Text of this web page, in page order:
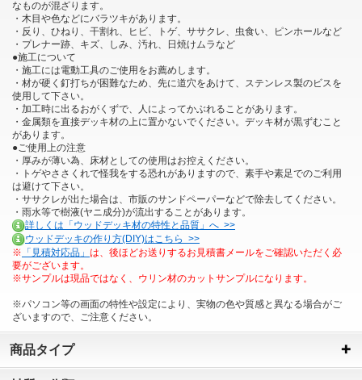
なものが混ざります。
・木目や色などにバラツキがあります。
・反り、ひねり、干割れ、ヒビ、トゲ、ササクレ、虫食い、ピンホールなど
・プレナー跡、キズ、しみ、汚れ、日焼けムラなど
●施工について
・施工には電動工具のご使用をお薦めします。
・材が硬く釘打ちが困難なため、先に道穴をあけて、ステンレス製のビスを
使用して下さい。
・加工時に出るおがくずで、人によってかぶれることがあります。
・金属類を直接デッキ材の上に置かないでください。デッキ材が黒ずむこと
があります。
●ご使用上の注意
・厚みが薄い為、床材としての使用はお控えください。
・トゲやささくれで怪我をする恐れがありますので、素手や素足でのご利用
は避けて下さい。
・ササクレが出た場合は、市販のサンドペーパーなどで除去してください。
・雨水等で樹液(ヤニ成分)が流出することがあります。
詳しくは「ウッドデッキ材の特性と品質」へ >>
ウッドデッキの作り方(DIY)はこちら >>
※ 「見積対応品」 は、後ほどお送りするお見積書メールをご確認いただく必
要がございます。
※サンプルは現品ではなく、ウリン材のカットサンプルになります。
※パソコン等の画面の特性や設定により、実物の色や質感と異なる場合がご
ざいますので、ご注意ください。
商品タイプ